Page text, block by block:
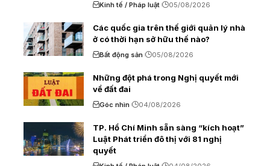
Kinh tế / Pháp luật 05/08/2026
Các quốc gia trên thế giới quản lý nhà
ở có thời hạn sở hữu thế nào?
Bất động sản 05/08/2026
Những đột phá trong Nghị quyết mới
về đất đai
Góc nhìn 04/08/2026
TP. Hồ Chí Minh sẵn sàng “kích hoạt”
Luật Phát triển đô thị với 81 nghị
quyết